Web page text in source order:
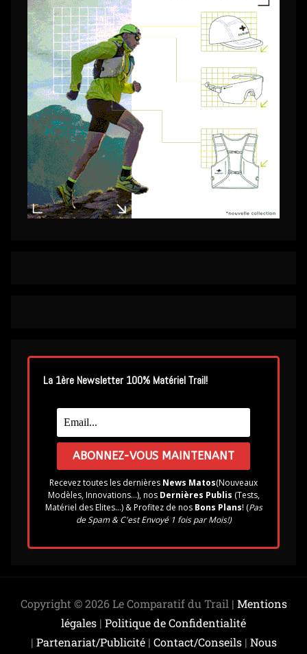
La 1ère Newsletter 100% Matériel Trail!
Recevez toutes les dernières News Matos(Nouveaux
Modèles, Innovations...), nosDernières Publis (Tests,
Matériel des Elites...) & Profitez de nosBons Plans! (Pas
de Spam & C'est Envoyé 1 fois par Mois!)
Copyright © 2026 Le Comparatif du Trail | Mentions
légales | Politique de Confidentialité
| Partenariat/Publicité| Contact/Conseils | Nous